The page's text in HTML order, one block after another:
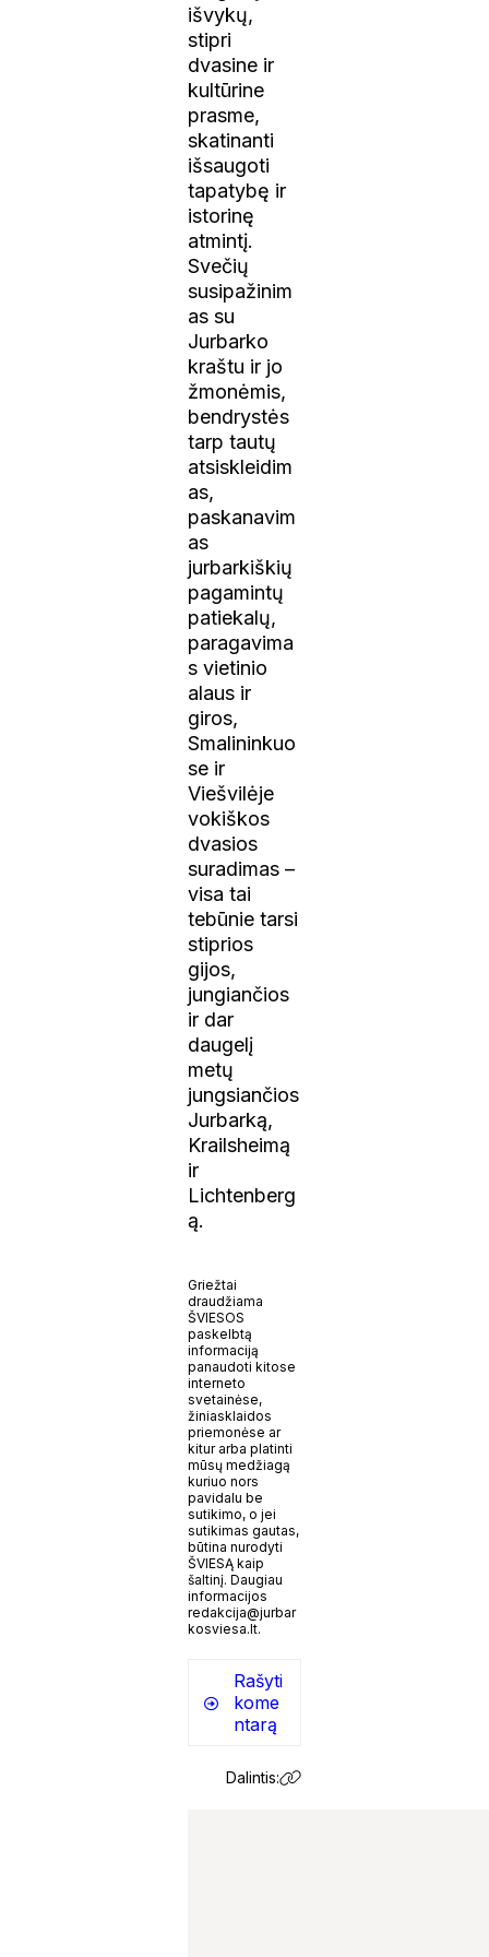
išvykų,
stipri
dvasine ir
kultūrine
prasme,
skatinanti
išsaugoti
tapatybę ir
istorinę
atmintį.
Svečių
susipažinim
as su
Jurbarko
kraštu ir jo
žmonėmis,
bendrystės
tarp tautų
atsiskleidim
as,
paskanavim
as
jurbarkiškių
pagamintų
patiekalų,
paragavima
s vietinio
alaus ir
giros,
Smalininkuo
se ir
Viešvilėje
vokiškos
dvasios
suradimas –
visa tai
tebūnie tarsi
stiprios
gijos,
jungiančios
ir dar
daugelį
metų
jungsiančios
Jurbarką,
Krailsheimą
ir
Lichtenberg
ą.
Griežtai
draudžiama
ŠVIESOS
paskelbtą
informaciją
panaudoti kitose
interneto
svetainėse,
žiniasklaidos
priemonėse ar
kitur arba platinti
mūsų medžiagą
kuriuo nors
pavidalu be
sutikimo, o jei
sutikimas gautas,
būtina nurodyti
ŠVIESĄ kaip
šaltinį. Daugiau
informacijos
redakcija@jurbar
kosviesa.lt.
Rašyti
kome
ntarą
Dalintis: